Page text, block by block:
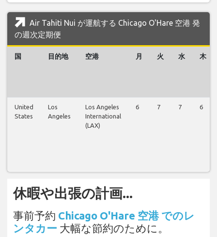
Air Tahiti Nui が運航する Chicago O'Hare 空港 発
の週次定期便
国 目的地 空港 月 火 水 木
United
States
Los
Angeles
Los Angeles
International
(LAX)
6 7 7 6
休暇や出張の計画...
事前予約 Chicago O'Hare 空港 でのレ
ンタカー 大幅な節約のために。